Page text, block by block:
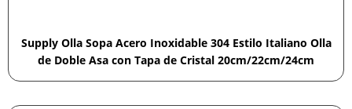
Supply Olla Sopa Acero Inoxidable 304 Estilo Italiano Olla
de Doble Asa con Tapa de Cristal 20cm/22cm/24cm